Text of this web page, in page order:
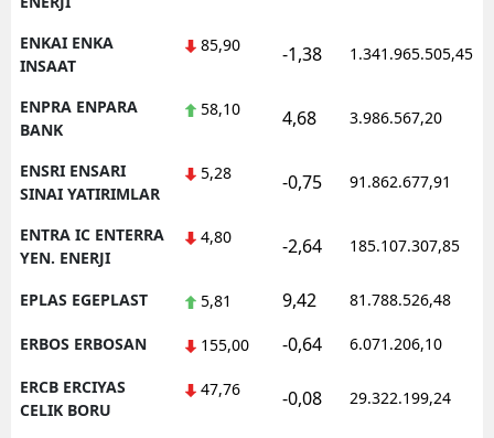
ENKAI ENKA
INSAAT
85,90 -1,38 1.341.965.505,45
ENPRA ENPARA
BANK
58,10 4,68 3.986.567,20
ENSRI ENSARI
SINAI YATIRIMLAR
5,28 -0,75 91.862.677,91
ENTRA IC ENTERRA
YEN. ENERJI
4,80 -2,64 185.107.307,85
EPLAS EGEPLAST 5,81 9,42 81.788.526,48
ERBOS ERBOSAN 155,00 -0,64 6.071.206,10
ERCB ERCIYAS
CELIK BORU
47,76 -0,08 29.322.199,24